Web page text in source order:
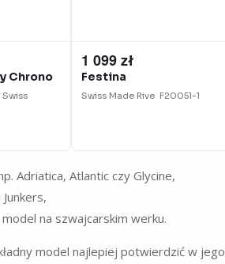
Chrono
Swiss
1 099 zł
Festina
Swiss Made Rive F20051-1
Adriatica, Atlantic czy Glycine,
na szwajcarskim werku.
model najlepiej potwierdzić w jego